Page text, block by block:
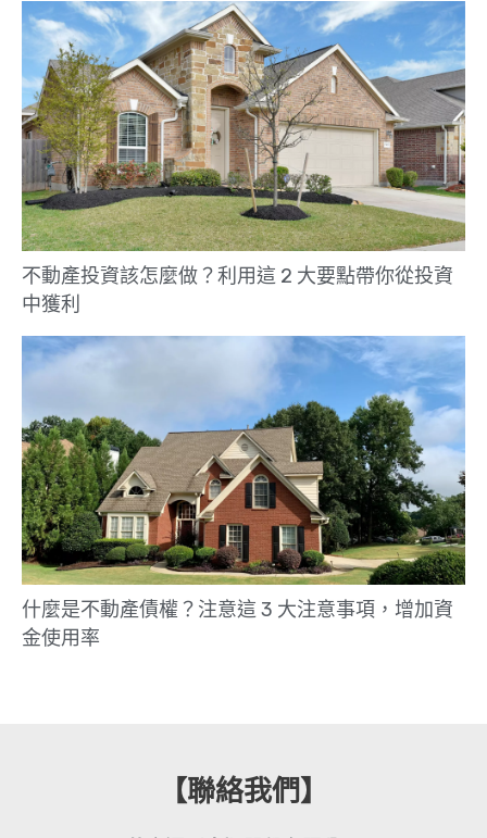
不動產投資該怎麼做？利用這 2 大要點帶你從投資
中獲利
什麼是不動產債權？注意這 3 大注意事項，增加資
金使用率
【聯絡我們】